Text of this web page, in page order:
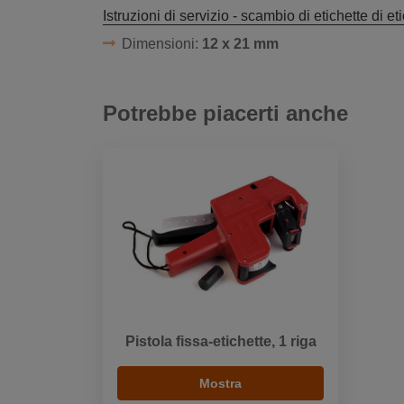
Istruzioni di servizio - scambio di etichette di
Dimensioni: 12 x 21 mm
Potrebbe piacerti anche
Pistola fissa-etichette, 1 riga
Mostra